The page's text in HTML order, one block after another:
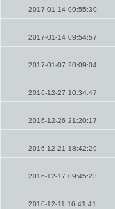
2017-01-14 09:55:30
2017-01-14 09:54:57
2017-01-07 20:09:04
2016-12-27 10:34:47
2016-12-26 21:20:17
2016-12-21 18:42:29
2016-12-17 09:45:23
2016-12-11 16:41:41